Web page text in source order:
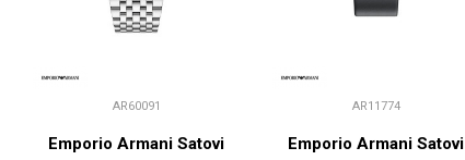
AR60091
Emporio Armani Satovi
AR11774
Emporio Armani Satovi